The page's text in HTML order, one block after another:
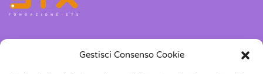
Gestisci Consenso Cookie
Corso Dante 118, 10126, Torino